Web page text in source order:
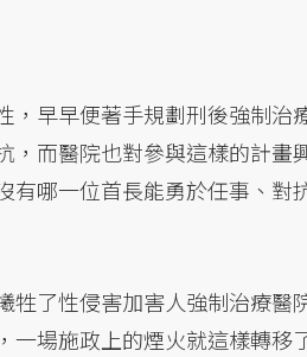
，早早便著手規劃刑後強制治
，而醫院也對參與這樣的計畫
有哪一位首長能勇於任事、對
牲了性侵害加害人強制治療醫
一場施政上的煙火就這樣轉移